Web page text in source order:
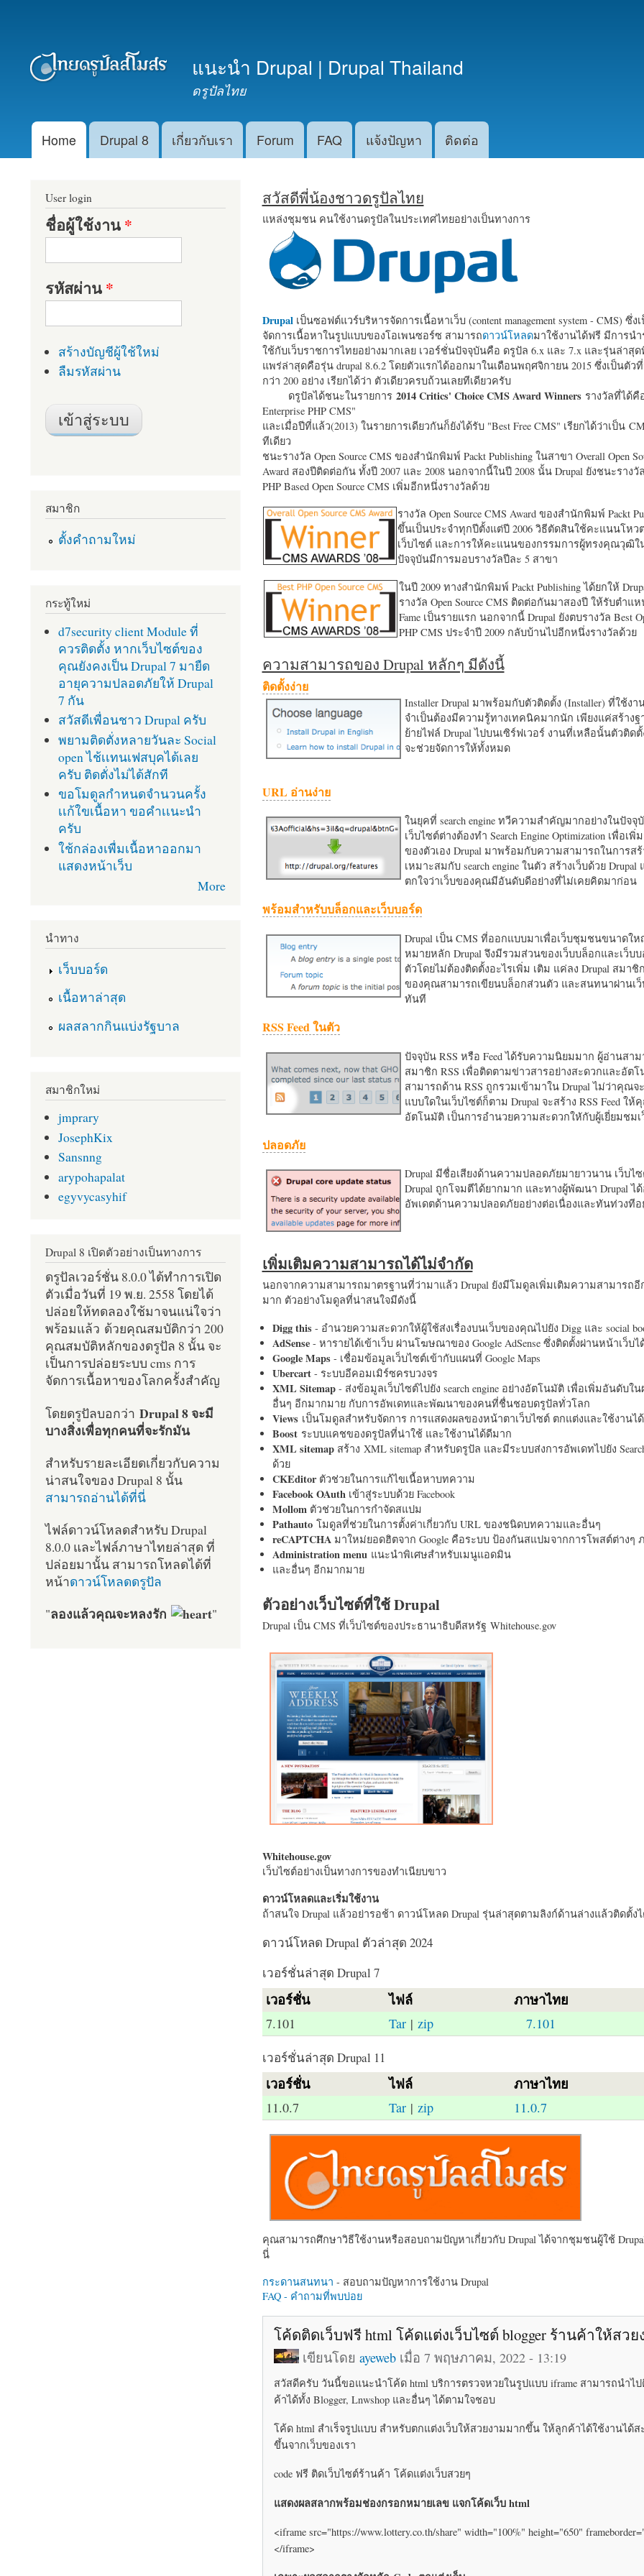
หลัก
แนะนำ Drupal | Drupal Thailand
ดรูปัลไทย
Main menu
Home Drupal 8 เกี่ยวกับเรา Forum FAQ แจ้งปัญหา ติดต่อ
สวัสดีพี่น้องชาวดรูปัลไทย
แหล่งชุมชน คนใช้งานดรูปัลในประเทศไทยอย่างเป็นทางการ
Drupalเป็นซอฟต์แวร์บริหารจัดการเนื้อหาเว็บ (content management system - CMS) ซึ่ง
จัดการเนื้อหาในรูปแบบของโอเพนซอร์ซ สามารถดาวน์โหลดมาใช้งานได้ฟรี มีการน
ใช้กับเว็บราชการไทยอย่างมากเลย เวอร์ชั่นปัจจุบันคือ ดรูปัล 6.x และ 7.x และรุ่นล่าสุด
แพร่ล่าสุดคือรุ่น drupal 8.6.2 โดยตัวแรกได้ออกมาในเดือนพฤศจิกายน 2015 ซึ่งเป็นตั
กว่า 200 อย่าง เรียกได้ว่า ตัวเดียวครบถ้วนเลยทีเดียวครับ
ดรูปัลได้ชนะในรายการ 2014 Critics' Choice CMS Award Winners รางวัลที่ได้คื
Enterprise PHP CMS"
และเมื่อปีที่แล้ว(2013) ในรายการเดียวกันก็ยังได้รับ "Best Free CMS" เรียกได้ว่าเป็น
ทีเดียว
ชนะรางวัล Open Source CMS ของสำนักพิมพ์ Packt Publishing ในสาขา Overall Open
Award สองปีติดต่อกัน ทั้งปี 2007 และ 2008 นอกจากนี้ในปี 2008 นั้น Drupal ยังชนะรางวั
PHP Based Open Source CMS เพิ่มอีกหนึ่งรางวัลด้วย
รางวัล Open Source CMS Award ของสำนักพิมพ์ Packt
ขึ้นเป็นประจำทุกปีตั้งแต่ปี 2006 วิธีตัดสินใช้คะแนนโหว
เว็บไซต์ และการให้คะแนนของกรรมการผู้ทรงคุณวุฒิใ
ปัจจุบันมีการมอบรางวัลปีละ 5 สาขา
ในปี 2009 ทางสำนักพิมพ์ Packt Publishing ได้ยกให้
รางวัล Open Source CMS ติดต่อกันมาสองปี ให้รับตำแ
Fame เป็นรายแรก นอกจากนี้ Drupal ยังตบรางวัล Best
PHP CMS ประจำปี 2009 กลับบ้านไปอีกหนึ่งรางวัลด้วย
ความสามารถของ Drupal หลักๆ มีดังนี้
ติดตั้งง่าย
Installer Drupal มาพร้อมกับตัวติดตั้ง (Installer) ที่ใช้งา
จำเป็นต้องมีความรู้ทางเทคนิคมากนัก เพียงแค่สร้าง
ย้ายไฟล์ Drupal ไปบนเซิร์ฟเวอร์ งานที่เหลือนั้นตัวติดตั้
จะช่วยจัดการให้ทั้งหมด
URL อ่านง่าย
ในยุคที่ search engine ทวีความสำคัญมากอย่างในปัจจุ
เว็บไซต์ต่างต้องทำ Search Engine Optimization เพื่อเ
ของตัวเอง Drupal มาพร้อมกับความสามารถในการสร้
เหมาะสมกับ search engine ในตัว สร้างเว็บด้วย
ตกใจว่าเว็บของคุณมีอันดับดีอย่างที่ไม่เคยคิดมาก่อน
พร้อมสำหรับบล็อกและเว็บบอร์ด
Drupal เป็น CMS ที่ออกแบบมาเพื่อเว็บชุมชนขนาดให
หมายหลัก Drupal จึงมีรวมส่วนของเว็บบล็อกและเว็บ
ตัวโดยไม่ต้องติดตั้งอะไรเพิ่ม เติม แค่ลง Drupal สมาชิ
ของคุณสามารถเขียนบล็อกส่วนตัว และสนทนาผ่านเว็
ทันที
RSS Feed ในตัว
ปัจจุบัน RSS หรือ Feed ได้รับความนิยมมาก ผู้อ่านสา
สมาชิก RSS เพื่อติดตามข่าวสารอย่างสะดวกและอัต
สามารถด้าน RSS ถูกรวมเข้ามาใน Drupal ไม่ว่าคุณจ
แบบใดในเว็บไซต์ก็ตาม Drupal จะสร้าง RSS Feed ให้
อัตโนมัติ เป็นการอำนวยความสะดวกใหักับผู้เยี่ยมชม
ปลอดภัย
Drupal มีชื่อเสียงด้านความปลอดภัยมายาวนาน เว็บไ
Drupal ถูกโจมตีได้ยากมาก และทางผู้พัฒนา Drupal ไ
อัพเดตด้านความปลอดภัยอย่างต่อเนื่องและทันท่วงทีอ
เพิ่มเติมความสามารถได้ไม่จำกัด
นอกจากความสามารถมาตรฐานที่ว่ามาแล้ว Drupal ยังมีโมดูลเพิ่มเติมความสามารถอี
มาก ตัวอย่างโมดูลที่น่าสนใจมีดังนี้
Digg this- อำนวยความสะดวกให้ผู้ใช้ส่งเรื่องบนเว็บของคุณไปยัง Digg และ social
AdSense- หารายได้เข้าเว็บ ผ่านโฆษณาของ Google AdSense ซึ่งติดตั้งผ่านหน้าเว็บไ
Google Maps- เชื่อมข้อมูลเว็บไซต์เข้ากับแผนที่ Google Maps
Ubercart- ระบบอีคอมเมิร์ซครบวงจร
XML Sitemap- ส่งข้อมูลเว็บไซต์ไปยัง search engine อย่างอัตโนมัติ เพื่อเพิ่มอันดับใ
อื่นๆ อีกมากมาย กับการอัพเดทและพัฒนาของคนที่ชื่นชอบดรูปัลทั่วโลก
Views เป็นโมดูลสำหรับจัดการ การแสดงผลของหน้าตาเว็บไซต์ ตกแต่งและใช้งานไ
Boost ระบบแคชของดรูปัลที่น่าใช้ และใช้งานได้ดีมาก
XML sitemapสร้าง XML sitemap สำหรับดรูปัล และมีระบบส่งการอัพเดทไปยัง
ด้วย
CKEditorตัวช่วยในการแก้ไขเนื้อหาบทความ
Facebook OAuth เข้าสู่ระบบด้วย Facebook
Mollom ตัวช่วยในการกำจัดสแปม
Pathautoโมดูลที่ช่วยในการตั้งค่าเกี่ยวกับ URL ของชนิดบทความและอื่นๆ
reCAPTCHA มาใหม่ยอดฮิตจาก Google คือระบบ ป้องกันสแปมจากการโพสต์ต่างๆ
Administration menu แนะนำพิเศษสำหรับเมนูแอดมิน
และอื่นๆ อีกมากมาย
ตัวอย่างเว็บไซต์ที่ใช้ Drupal
Drupal เป็น CMS ที่เว็บไซต์ของประธานาธิบดีสหรัฐ Whitehouse.gov
Whitehouse.gov
เว็บไซต์อย่างเป็นทางการของทำเนียบขาว
ดาวน์โหลดและเริ่มใช้งาน
ถ้าสนใจ Drupal แล้วอย่ารอช้า ดาวน์โหลด Drupal รุ่นล่าสุดตามลิงก์ด้านล่างแล้วติดตั้ง
ดาวน์โหลด Drupal ตัวล่าสุด 2024
เวอร์ชั่นล่าสุด Drupal 7
เวอร์ชั่น ไฟล์ ภาษาไทย
7.101 Tar| zip 7.101
เวอร์ชั่นล่าสุด Drupal 11
เวอร์ชั่น ไฟล์ ภาษาไทย
11.0.7 Tar| zip 11.0.7
คุณสามารถศึกษาวิธีใช้งานหรือสอบถามปัญหาเกี่ยวกับ Drupal ได้จากชุมชนผู้ใช้
นี่
กระดานสนทนา - สอบถามปัญหาการใช้งาน Drupal
FAQ - คำถามที่พบบ่อย
โค้ดติดเว็บฟรี html โค้ดแต่งเว็บไซต์ blogger ร้านค้าให้สวย
เขียนโดย ayewebเมื่อ 7 พฤษภาคม, 2022 - 13:19
สวัสดีครับ วันนี้ขอแนะนำโค้ด html บริการตรวจหวยในรูปแบบ iframe สามารถนำไป
ค้าได้ทั้ง Blogger, Lnwshop และอื่นๆ ได้ตามใจชอบ
โค้ด html สำเร็จรูปแบบ สำหรับตกแต่งเว็บให้สวยงามมากขึ้น ให้ลูกค้าได้ใช้งานได้
ขึ้นจากเว็บของเรา
code ฟรี ติดเว็บไซต์ร้านค้า โค้ดแต่งเว็บสวยๆ
แสดงผลสลากพร้อมช่องกรอกหมายเลข แจกโค้ดเว็บ html
<iframe src="https://www.lottery.co.th/share" width="100%" height="650"
</iframe>
User login
ชื่อผู้ใช้งาน*
รหัสผ่าน*
สร้างบัญชีผู้ใช้ใหม่
ลืมรหัสผ่าน
สมาชิก
ตั้งคำถามใหม่
กระทู้ใหม่
d7security client Module ที่
ควรติดตั้ง หากเว็บไซต์ของ
คุณยังคงเป็น Drupal 7 มายืด
อายุความปลอดภัยให้ Drupal
7 กัน
สวัสดีเพื่อนชาว Drupal ครับ
พยามติดตั่งหลายวันละ Social
open ไช้เเทนเฟสบุคได้เลย
ครับ ติดตั่งไม่ได้สักที
ขอโมดูลกำหนดจำนวนครั้ง
เเก้ใขเนื้อหา ขอคำเเนะนำ
ครับ
ใช้กล่องเพื่มเนื้อหาออกมา
แสดงหน้าเว็บ
More
นำทาง
เว็บบอร์ด
เนื้อหาล่าสุด
ผลสลากกินแบ่งรัฐบาล
สมาชิกใหม่
jmprary
JosephKix
Sansnng
arypohapalat
egyvycasyhif
Drupal 8 เปิดตัวอย่างเป็นทางการ
ดรูปัลเวอร์ชั่น 8.0.0 ได้ทำการเปิด
ตัวเมื่อวันที่ 19 พ.ย. 2558 โดยได้
ปล่อยให้ทดลองใช้มาจนแน่ใจว่า
พร้อมแล้ว ด้วยคุณสมบัติกว่า 200
คุณสมบัติหลักของดรูปัล 8 นั้น จะ
เป็นการปล่อยระบบ cms การ
จัดการเนื้อหาของโลกครั้งสำคัญ
โดยดรูปัลบอกว่า Drupal 8 จะมี
บางสิ่งเพื่อทุกคนที่จะรักมัน
สำหรับรายละเอียดเกี่ยวกับความ
น่าสนใจของ Drupal 8 นั้น
สามารถอ่านได้ที่นี่
ไฟล์ดาวน์โหลดสำหรับ Drupal
8.0.0 และไฟล์ภาษาไทยล่าสุด ที่
ปล่อยมานั้น สามารถโหลดได้ที่
หน้าดาวน์โหลดดรูปัล
"ลองแล้วคุณจะหลงรัก "